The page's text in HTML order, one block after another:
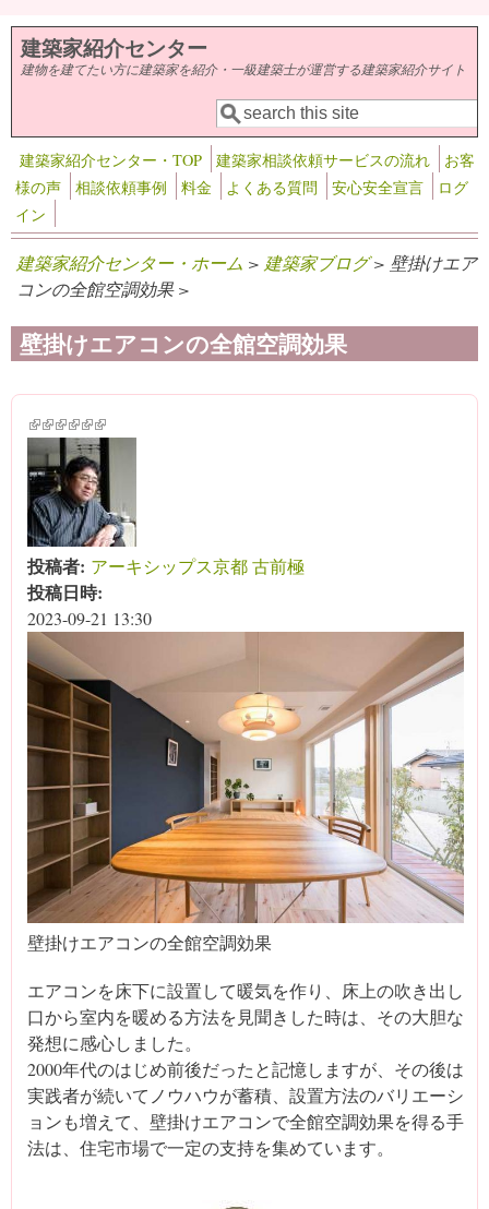
メインコンテンツに移動
建築家紹介センター
建物を建てたい方に建築家を紹介・一級建築士が運営する建築家紹介サイト
検索フォーム
検索
建築家紹介センター・TOP 建築家相談依頼サービスの流れ
お客
様の声
相談依頼事例 料金 よくある質問 安心安全宣言
ログ
イン
建築家紹介センター・ホーム > 建築家ブログ> 壁掛けエア
コンの全館空調効果 >
壁掛けエアコンの全館空調効果
(link is external)
(link is external)
(link is external)
(link is external)
(link is external)
(link is external)
投稿者: アーキシップス京都 古前極
投稿日時:
2023-09-21 13:30
壁掛けエアコンの全館空調効果
エアコンを床下に設置して暖気を作り、床上の吹き出し
口から室内を暖める方法を見聞きした時は、その大胆な
発想に感心しました。
2000年代のはじめ前後だったと記憶しますが、その後は
実践者が続いてノウハウが蓄積、設置方法のバリエーシ
ョンも増えて、壁掛けエアコンで全館空調効果を得る手
法は、住宅市場で一定の支持を集めています。